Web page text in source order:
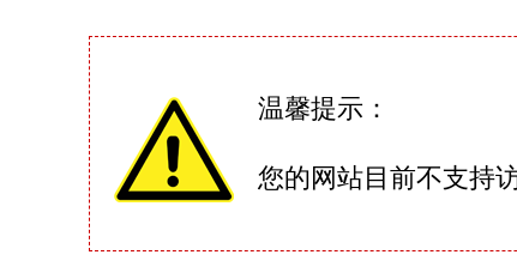
温馨提示：
您的网站目前不支持